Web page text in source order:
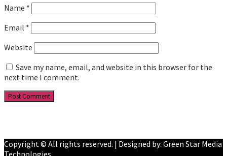
Name *
Email *
Website
Save my name, email, and website in this browser for the
next time I comment.
Copyright © All rights reserved. | Designed by: Green Star Media